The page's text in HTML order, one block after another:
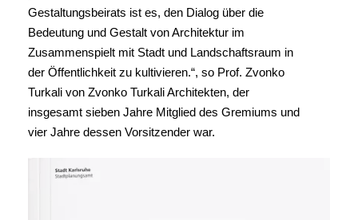
Gestaltungsbeirats ist es, den Dialog über die
Bedeutung und Gestalt von Architektur im
Zusammenspielt mit Stadt und Landschaftsraum in
der Öffentlichkeit zu kultivieren.“, so Prof. Zvonko
Turkali von Zvonko Turkali Architekten, der
insgesamt sieben Jahre Mitglied des Gremiums und
vier Jahre dessen Vorsitzender war.